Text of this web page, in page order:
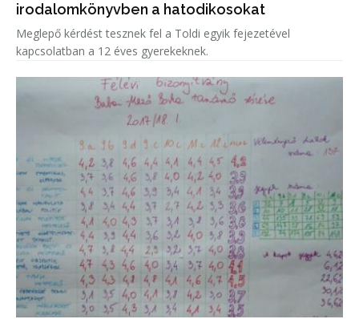
irodalomkönyvben a hatodikosokat
Meglepő kérdést tesznek fel a Toldi egyik fejezetével
kapcsolatban a 12 éves gyerekeknek.